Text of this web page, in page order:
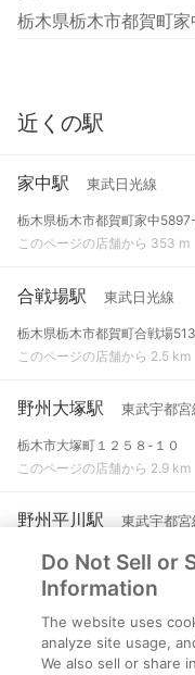
栃木県栃木市都賀町家
近くの駅
家中駅 東武日光線
栃木県栃木市都賀町家中
このページの店舗から 353 m
合戦場駅 東武日光線
栃木県栃木市都賀町合戦場513
このページの店舗から 2.5 km
野州大塚駅 東武宇都宮
栃木市大塚町１２５８-１０
このページの店舗から 2.9 km
野州平川駅 東武宇都宮
栃木市大宮町２２９０-１９
このページの店舗から 3 km
東武金崎駅
栃木県栃木市西方町金崎243-
Do Not Sell or
Information
The website uses
analyze site usage,
We also sell or share